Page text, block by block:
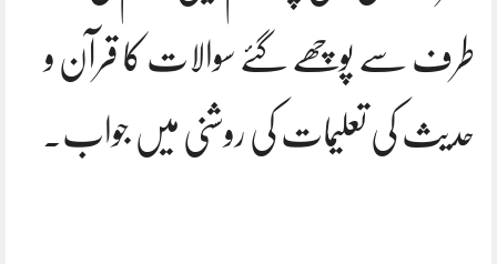
طرف سے پوچھے گئے سوالات کا قرآن و
حدیث کی تعلیمات کی روشنی میں جواب۔